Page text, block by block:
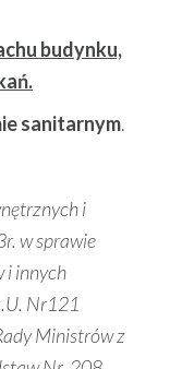
budynku,
sanitarnym.
i
w sprawie
i innych
Nr121
Ministrów z